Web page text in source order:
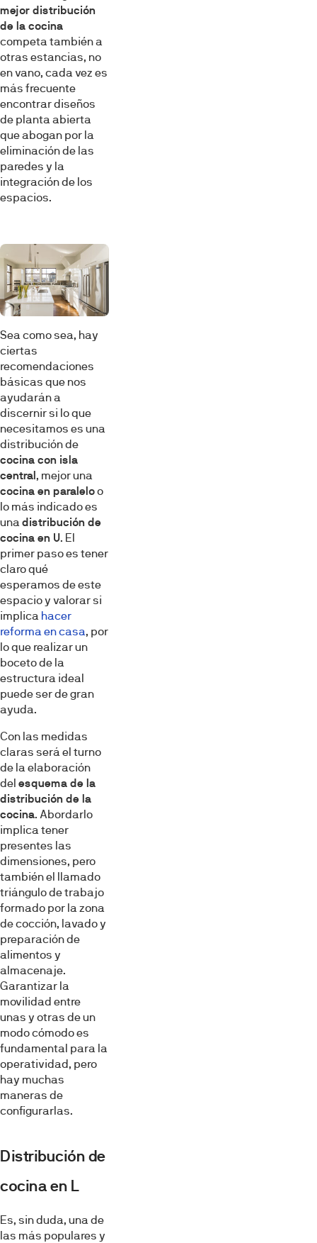
mejor distribución
de la cocina
competa también a
otras estancias, no
en vano, cada vez es
más frecuente
encontrar diseños
de planta abierta
que abogan por la
eliminación de las
paredes y la
integración de los
espacios.
Sea como sea, hay
ciertas
recomendaciones
básicas que nos
ayudarán a
discernir si lo que
necesitamos es una
distribución de
cocina con isla
central, mejor una
cocina en paraleloo
lo más indicado es
unadistribución de
cocina en U. El
primer paso es tener
claro qué
esperamos de este
espacio y valorar si
implica hacer
reforma en casa, por
lo que realizar un
boceto de la
estructura ideal
puede ser de gran
ayuda.
Con las medidas
claras será el turno
de la elaboración
del esquema de la
distribución de la
cocina. Abordarlo
implica tener
presentes las
dimensiones, pero
también el llamado
triángulo de trabajo
formado por la zona
de cocción, lavado y
preparación de
alimentos y
almacenaje.
Garantizar la
movilidad entre
unas y otras de un
modo cómodo es
fundamental para la
operatividad, pero
hay muchas
maneras de
configurarlas.
Distribución de
cocina en L
Es, sin duda, una de
las más populares y